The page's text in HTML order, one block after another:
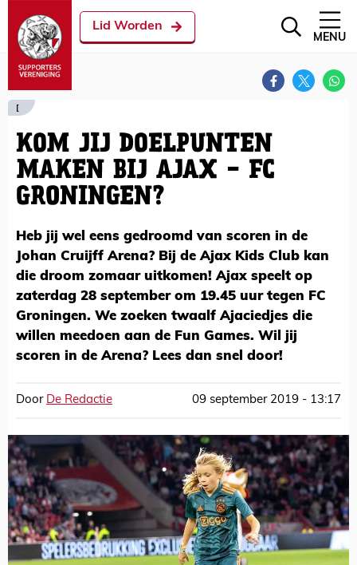
Lid Worden
MENU
[
KOM JIJ DOELPUNTEN
MAKEN BIJ AJAX - FC
GRONINGEN?
Heb jij wel eens gedroomd van scoren in de
Johan Cruijff Arena? Bij de Ajax Kids Club kan
die droom zomaar uitkomen! Ajax speelt op
zaterdag 28 september om 19.45 uur tegen FC
Groningen. We zoeken twaalf Ajaciedjes die
willen meedoen aan de Fun Games. Wil jij
scoren in de Arena? Lees dan snel door!
Door De Redactie 09 september 2019 - 13:17